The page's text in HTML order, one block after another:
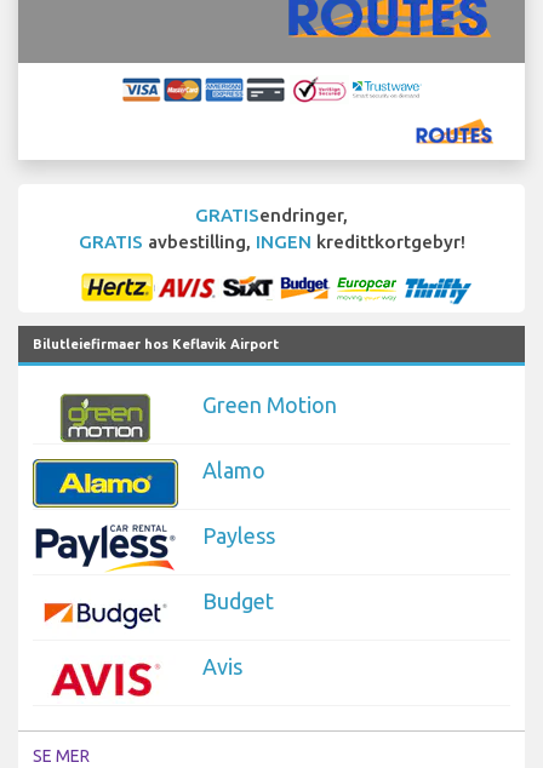
GRATISendringer,
GRATIS avbestilling, INGEN kredittkortgebyr!
Bilutleiefirmaer hos Keflavik Airport
Green Motion
Alamo
Payless
Budget
Avis
SE MER